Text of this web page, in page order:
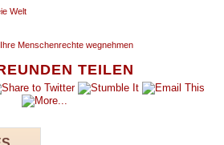
TEILEN
Welt
Menschenrechte wegnehmen